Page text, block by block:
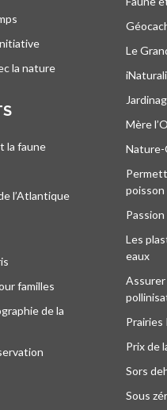
la nature
la faune
l’Atlantique
familles
de la
Le
Mère
Nature-
poisson
Les
eaux
Prairies
Prix de
Sors
Sous